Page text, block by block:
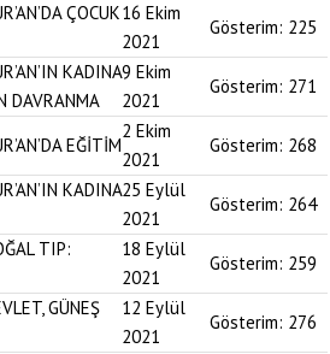
ÇOCUK16 Ekim
2021
Gösterim: 225
KADINA
DAVRANMA
9 Ekim
2021
Gösterim: 271
EĞİTİM
2 Ekim
2021
Gösterim: 268
KADINA25 Eylül
2021
Gösterim: 264
TIP:
18 Eylül
2021
Gösterim: 259
GÜNEŞ
12 Eylül
2021
Gösterim: 276